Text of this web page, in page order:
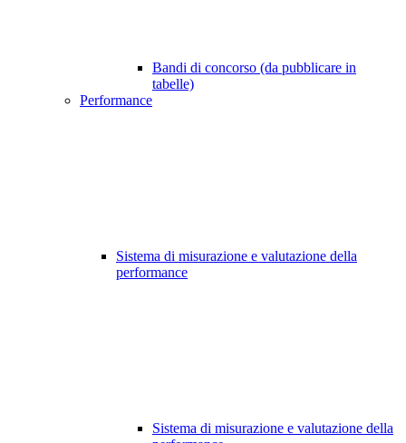
Bandi di concorso (da pubblicare in
tabelle)
Performance
Sistema di misurazione e valutazione della
performance
Sistema di misurazione e valutazione della